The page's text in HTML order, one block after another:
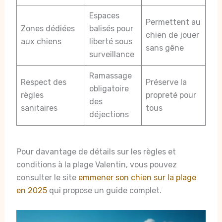
Zones dédiées
aux chiens
Espaces
balisés pour
liberté sous
surveillance
Permettent au
chien de jouer
sans gêne
Respect des
règles
sanitaires
Ramassage
obligatoire
des
déjections
Préserve la
propreté pour
tous
Pour davantage de détails sur les règles et
conditions à la plage Valentin, vous pouvez
consulter le site emmener son chien sur la plage
en 2025qui propose un guide complet.